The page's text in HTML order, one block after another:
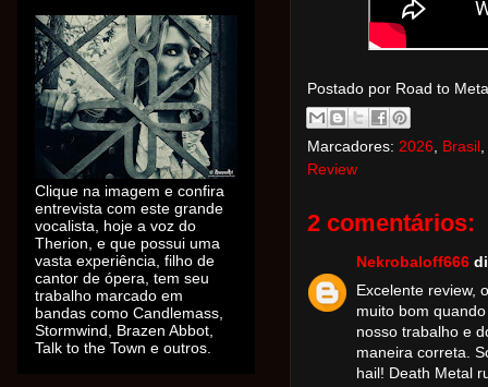
Postado por Road to
Marcadores: 2026, Brasil ,
Review
2 comentários:
Nekrobaloff666
Excelente review,
muito bom
nosso trabalho e
maneira correta.
hail! Death Metal
Clique na imagem e confira
entrevista com este grande
vocalista, hoje a voz do
Therion, e que possui uma
vasta experiência, filho de
cantor de ópera, tem seu
trabalho marcado em
bandas como Candlemass,
Stormwind, Brazen Abbot,
Talk to the Town e outros.